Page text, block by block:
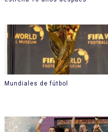
Mundiales de fútbol